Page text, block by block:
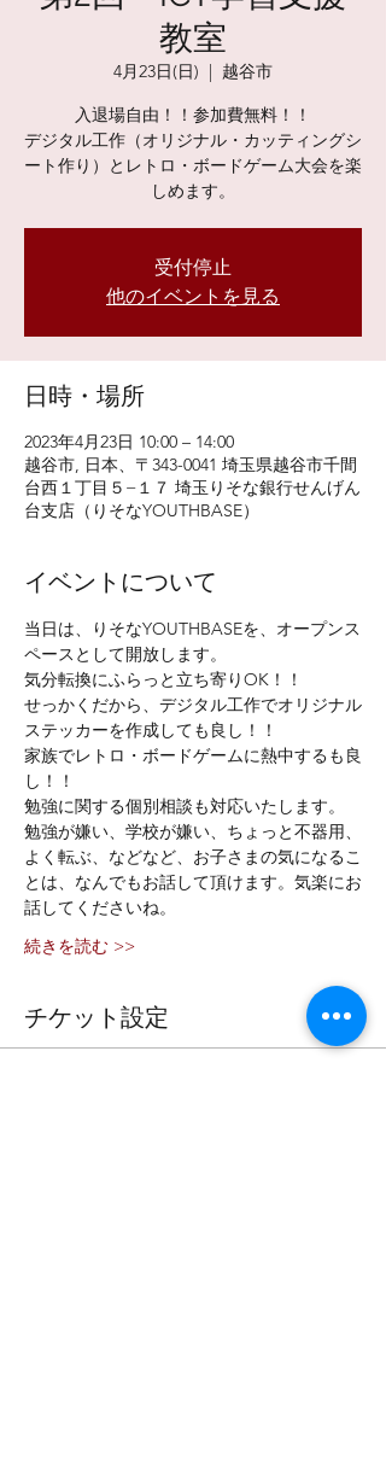
教室
4月23日(日)
  |
越谷市
入退場自由！！参加費無料！！
デジタル工作（オリジナル・カッティングシ
ート作り）とレトロ・ボードゲーム大会を楽
しめます。
受付停止
他のイベントを見る
日時・場所
2023年4月23日 10:00 – 14:00
越谷市, 日本、〒343-0041 埼玉県越谷市千間
台西１丁目５−１７ 埼玉りそな銀行せんげん
台支店（りそなYOUTHBASE）
イベントについて
当日は、りそなYOUTHBASEを、オープンス
ペースとして開放します。
気分転換にふらっと立ち寄りOK！！
せっかくだから、デジタル工作でオリジナル
ステッカーを作成しても良し！！
家族でレトロ・ボードゲームに熱中するも良
し！！
勉強に関する個別相談も対応いたします。
勉強が嫌い、学校が嫌い、ちょっと不器用、
よく転ぶ、などなど、お子さまの気になるこ
とは、なんでもお話して頂けます。気楽にお
話してくださいね。
続きを読む >>
チケット設定